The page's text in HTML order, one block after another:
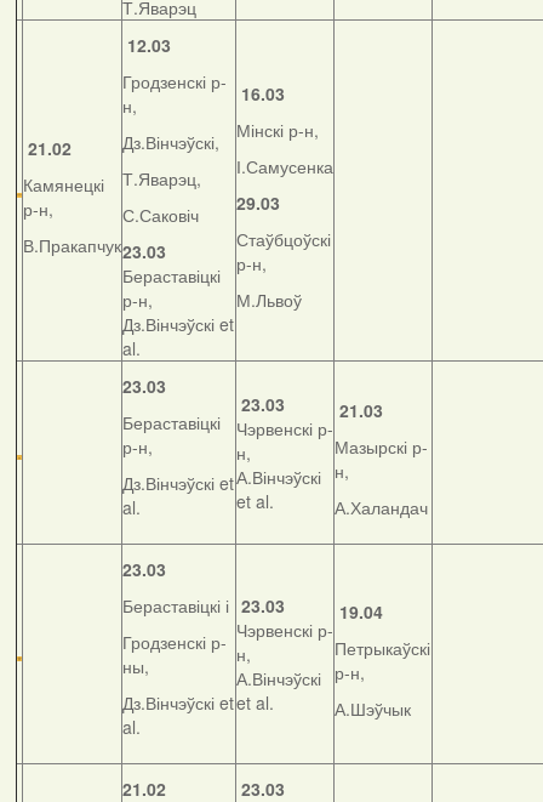
Т.Яварэц
21.02
Камянецкі
р-н,
В.Пракапчук
12.03
Гродзенскі р-
н,
Дз.Вінчэўскі,
Т.Яварэц,
С.Саковіч
23.03
Бераставіцкі
р-н,
Дз.Вінчэўскі et
al.
16.03
Мінскі р-н,
І.Самусенка
29.03
Стаўбцоўскі
р-н,
М.Львоў
23.03
Бераставіцкі
р-н,
Дз.Вінчэўскі et
al.
23.03
Чэрвенскі р-
н,
А.Вінчэўскі
et al.
21.03
Мазырскі р-
н,
А.Халандач
23.03
Бераставіцкі і
Гродзенскі р-
ны,
Дз.Вінчэўскі et
al.
23.03
Чэрвенскі р-
н,
А.Вінчэўскі
et al.
19.04
Петрыкаўскі
р-н,
А.Шэўчык
21.02
23.03